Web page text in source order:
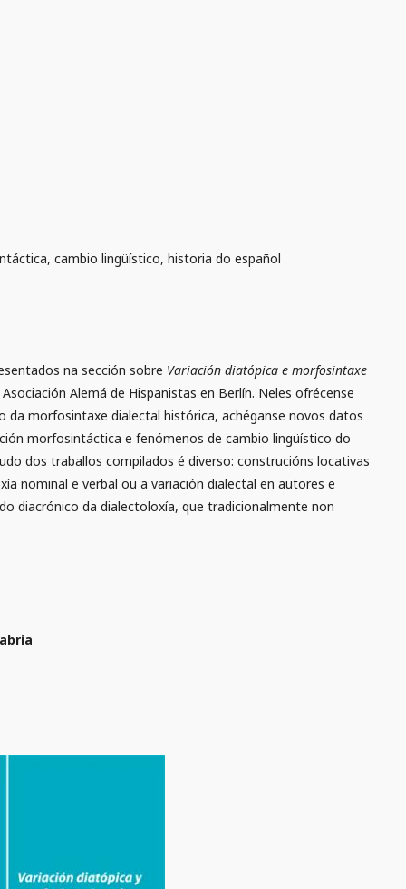
cambio lingüístico, historia do español
na sección sobre Variación diatópica e morfosintaxe
Alemá de Hispanistas en Berlín. Neles ofrécense
morfosintaxe dialectal histórica, achéganse novos datos
morfosintáctica e fenómenos de cambio lingüístico do
dos traballos compilados é diverso: construcións locativas
nominal e verbal ou a variación dialectal en autores e
diacrónico da dialectoloxía, que tradicionalmente non